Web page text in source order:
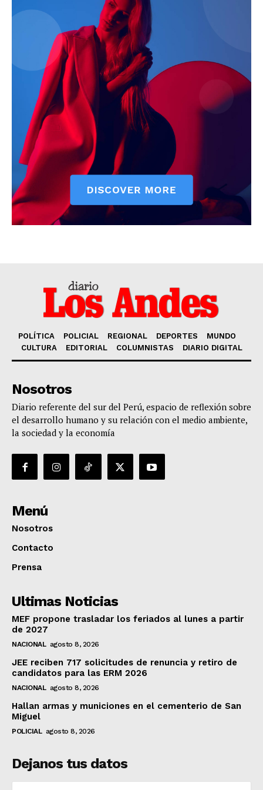
POLÍTICA POLICIAL REGIONAL DEPORTES
MUNDO
CULTURA
EDITORIAL COLUMNISTAS DIARIO DIGITAL
Nosotros
Diario referente del sur del Perú, espacio de reflexión sobre
el desarrollo humano y su relación con el medio ambiente,
la sociedad y la economía
Menú
Nosotros
Contacto
Prensa
Ultimas Noticias
MEF propone trasladar los feriados al lunes a partir
de 2027
NACIONAL agosto 8, 2026
JEE reciben 717 solicitudes de renuncia y retiro de
candidatos para las ERM 2026
NACIONAL agosto 8, 2026
Hallan armas y municiones en el cementerio de San
Miguel
POLICIAL agosto 8, 2026
Dejanos tus datos